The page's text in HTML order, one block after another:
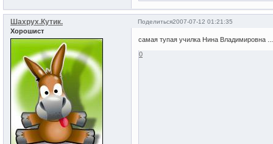
Поделиться2007-07-12 01:21:35
Шахрух.Кутик.
Хорошист
самая тупая училка Нина Владимировна
0